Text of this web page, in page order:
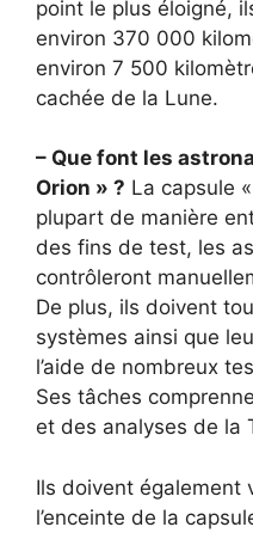
point le plus éloigné,
environ 370 000
environ 7 500
cachée de la Lune.
– Que font les
Orion » ? La capsule
plupart de manière
des fins de test, les
contrôleront
De plus, ils doivent
systèmes ainsi que
l’aide de nombreux
Ses tâches
et des analyses de la
Ils doivent également
l’enceinte de la